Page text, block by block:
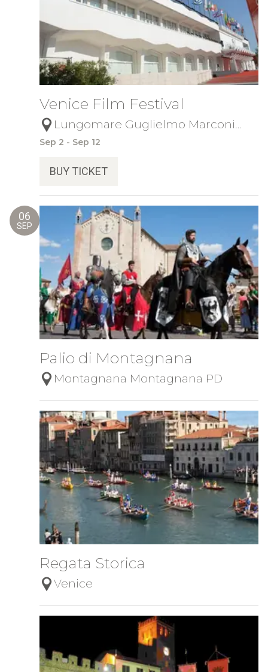
Venice Film Festival
Lungomare Guglielmo Marconi
Lido Venezia
Sep 2 - Sep 12
BUY TICKET
06
SEP
Palio di Montagnana
Montagnana Montagnana PD
Regata Storica
Venice